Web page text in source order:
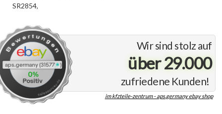
Wir sind stolz auf
über 29.000
zufriedene Kunden!
im kfzteile-zentrum - aps.germany ebay shop
SR2854,